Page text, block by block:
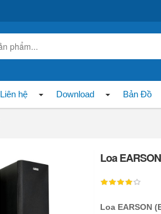
Liên hệ Download Bản Đồ
Loa
Loa EARSON